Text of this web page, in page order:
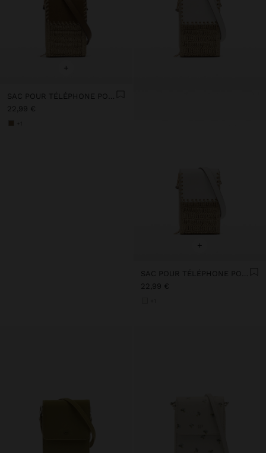
+
SAC POUR TÉLÉPHONE PORTABLE EN PAILLE
22,99 €
+
SAC POUR TÉLÉPHONE PORTABLE EN PAILLE
22,99 €